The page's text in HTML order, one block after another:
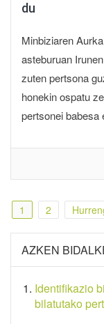
du
Minbiziaren
asteburuan
zuten pertsona
honekin ospatu
pertsonei babesa
1 2
AZKEN
Identifikazio
bilatutako